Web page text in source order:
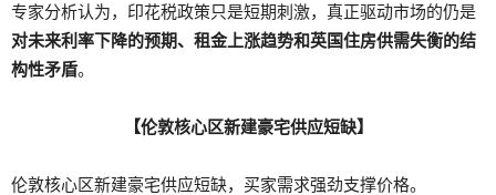
专家分析认为，印花税政策只是短期刺激，真正驱动市场的仍是
对未来利率下降的预期、租金上涨趋势和英国住房供需失衡的结
构性矛盾。
【伦敦核心区新建豪宅供应短缺】
伦敦核心区新建豪宅供应短缺，买家需求强劲支撑价格。